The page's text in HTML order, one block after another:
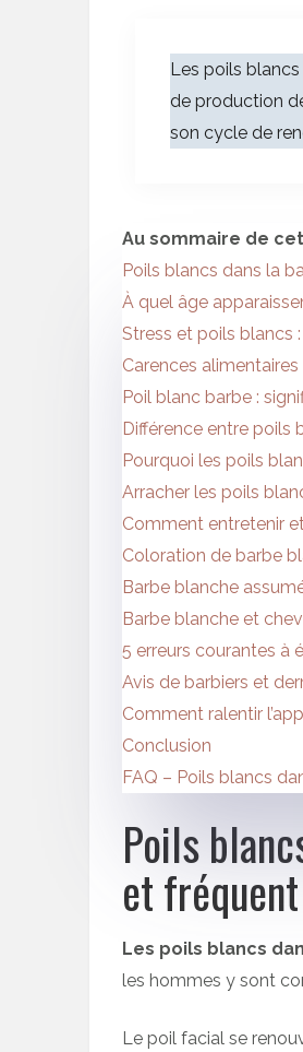
Les poils
de production
son cycle de
Au sommaire de
Poils blancs dans la
À quel âge
Stress et poils blancs
Carences
Poil blanc barbe :
Différence entre poils
Pourquoi les poils
Arracher les poils
Comment entretenir
Coloration de barbe
Barbe blanche
Barbe blanche et
5 erreurs courantes à
Avis de barbiers et
Comment ralentir
Conclusion
FAQ – Poils blancs
Poils
et fréquent
Les poils blancs
les hommes y sont
Le poil facial se